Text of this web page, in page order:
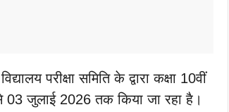
परीक्षा समिति के द्वारा कक्षा 10वीं
03 जुलाई 2026 तक किया जा रहा है।